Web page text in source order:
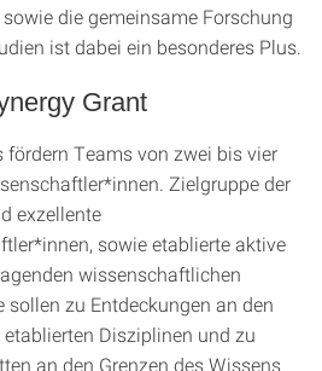
die gemeinsame Forschung
ist dabei ein besonderes Plus.
Grant
fördern Teams von zwei bis vier
Zielgruppe der
exzellente
sowie etablierte aktive
wissenschaftlichen
sollen zu Entdeckungen an den
Disziplinen und zu
an den Grenzen des Wissens